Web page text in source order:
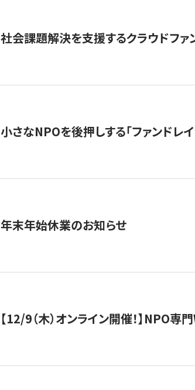
社会課題解決を支援するクラウドフ
小さなNPOを後押しする「ファンドレ
年末年始休業のお知らせ
【12/9（木）オンライン開催！】NPO